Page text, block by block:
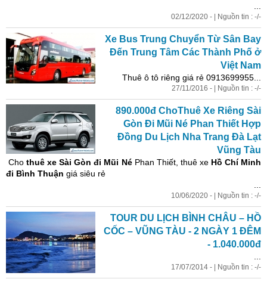
02/12/2020 - | Nguồn tin : -/-
Xe Bus Trung Chuyển Từ Sân Bay
Đến Trung Tâm Các Thành Phố ở
Việt Nam
Thuê ô tô riêng giá rẻ 0913699955...
27/11/2016 - | Nguồn tin : -/-
890.000đ ChoThuê Xe Riêng Sài
Gòn Đi Mũi Né Phan Thiết Hợp
Đồng Du Lịch Nha Trang Đà Lạt
Vũng Tàu
Chothuê xe Sài Gòn đi Mũi NéPhan Thiết, thuê xe Hồ Chí Minh
đi Bình Thuận giá siêu rẻ
10/06/2020 - | Nguồn tin : -/-
TOUR DU LỊCH BÌNH CHÂU – HỒ
CỐC – VŨNG TÀU - 2 NGÀY 1 ĐÊM
- 1.040.000đ
17/07/2014 - | Nguồn tin : -/-